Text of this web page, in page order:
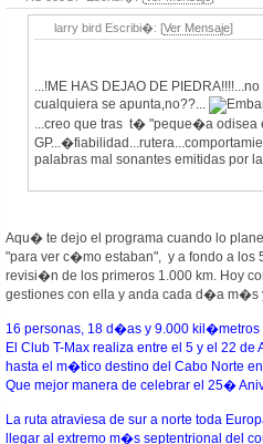
larry bird Escribi�: [Ver Mensaje]
...!ME HAS DEJAO DE
cualquiera se apunta,no??...
...creo que tras t� "peque�a odisea
palabras mal sonantes emitidas por
Aqu� te dejo el programa cuando lo
"para ver c�mo estaban", y a fondo a los
revisi�n de los primeros 1.000 km. Hoy
gestiones con ella y anda cada d�a m�s
16 personas, 18 d�as y 9.000 kil�metros
El Club T-Max realiza entre el 5 y el 22
hasta el m�tico destino del Cabo Norte
Que mejor manera de celebrar el 25�
La ruta atraviesa de sur a norte toda
llegar al extremo m�s septentrional del